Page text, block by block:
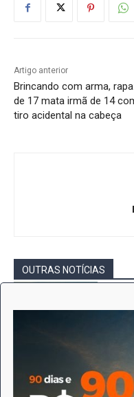
Artigo anterior
Brincando com arma,
de 17 mata irmã de 14
tiro acidental na cabeça
OUTRAS NOTÍCIAS